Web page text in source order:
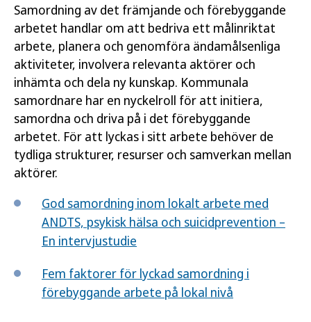
Samordning av det främjande och förebyggande
arbetet handlar om att bedriva ett målinriktat
arbete, planera och genomföra ändamålsenliga
aktiviteter, involvera relevanta aktörer och
inhämta och dela ny kunskap. Kommunala
samordnare har en nyckelroll för att initiera,
samordna och driva på i det förebyggande
arbetet. För att lyckas i sitt arbete behöver de
tydliga strukturer, resurser och samverkan mellan
aktörer.
God samordning inom lokalt arbete med
ANDTS, psykisk hälsa och suicidprevention –
En intervjustudie
Fem faktorer för lyckad samordning i
förebyggande arbete på lokal nivå